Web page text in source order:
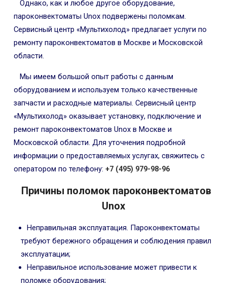
Однако, как и любое другое оборудование,
пароконвектоматы Unox подвержены поломкам.
Сервисный центр «Мультихолод» предлагает услуги по
ремонту пароконвектоматов в Москве и Московской
области.
Мы имеем большой опыт работы с данным
оборудованием и используем только качественные
запчасти и расходные материалы. Сервисный центр
«Мультихолод» оказывает установку, подключение и
ремонт пароконвектоматов Unox в Москве и
Московской области. Для уточнения подробной
информации о предоставляемых услугах, свяжитесь с
оператором по телефону: +7 (495) 979-98-96
Причины поломок пароконвектоматов
Unox
Неправильная эксплуатация. Пароконвектоматы
требуют бережного обращения и соблюдения правил
эксплуатации;
Неправильное использование может привести к
поломке оборудования;